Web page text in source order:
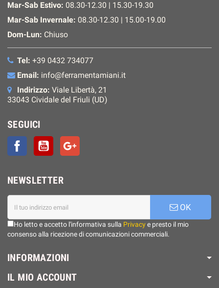
Mar-Sab Estivo: 08.30-12.30 | 15.30-19.30
Mar-Sab Invernale: 08.30-12.30 | 15.00-19.00
Dom-Lun: Chiuso
Tel: +39 0432 734077
Email: info@ferramentamiani.it
Indirizzo: Viale Libertà, 21
33043 Cividale del Friuli (UD)
SEGUICI
FacebookYouTube
NEWSLETTER
OK
Ho letto e accetto l'informativa sulla Privacye presto il mio
consenso alla ricezione di comunicazioni commerciali.
INFORMAZIONI
IL MIO ACCOUNT